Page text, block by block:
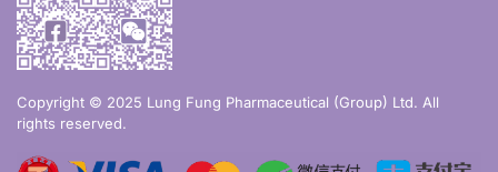
Copyright © 2025 Lung Fung Pharmaceutical (Group) Ltd. All
rights reserved.